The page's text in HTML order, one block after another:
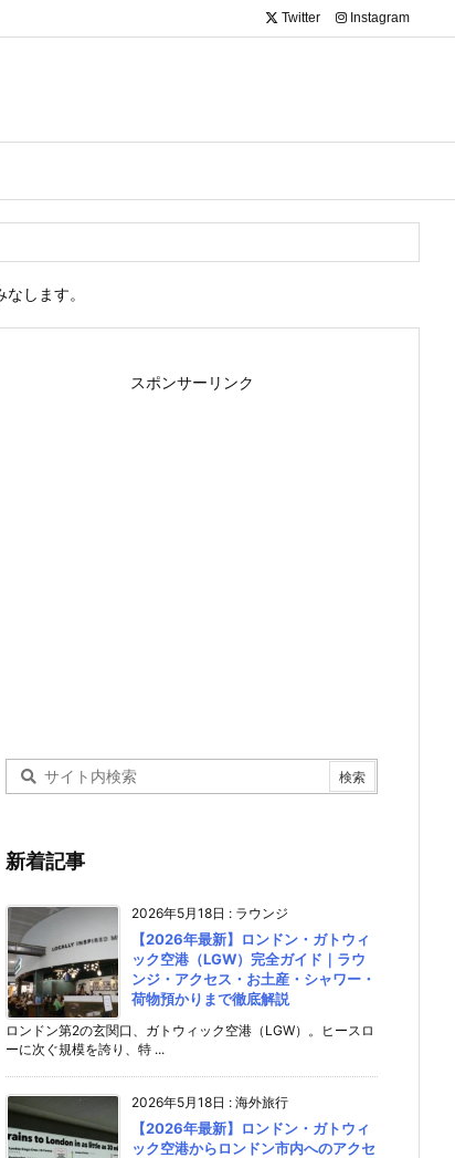
Twitter Instagram
します。
スポンサーリンク
新着記事
2026年5月18日 : ラウンジ
【2026年最新】ロンドン・ガトウィ
ック空港（LGW）完全ガイド｜ラウ
ンジ・アクセス・お土産・シャワー・
荷物預かりまで徹底解説
ロンドン第2の玄関口、ガトウィック空港（LGW）。ヒースロ
ーに次ぐ規模を誇り、特 ...
2026年5月18日 : 海外旅行
【2026年最新】ロンドン・ガトウィ
ック空港からロンドン市内へのアクセ